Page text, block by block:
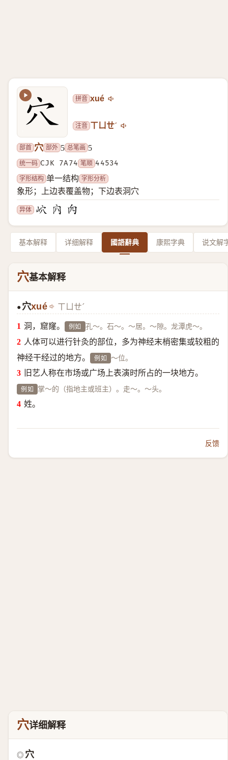
拼音 xué
注音 ㄒㄩㄝˊ
部首 穴 部外 5 总笔画 5
统一码 CJK 7A74 笔顺 44534
字形结构 单一结构 字形分析
象形；上边表覆盖物；下边表洞穴
异体
基本解释 详细解释 國語辭典 康熙字典 说文解
穴基本解释
● 穴xué ㄒㄩㄝˊ
洞，窟窿。 例如 孔～。石～。～居。～隙。龙潭虎～。
人体可以进行针灸的部位，多为神经末梢密集或较粗的
神经干经过的地方。
例如 ～位。
旧艺人称在市场或广场上表演时所占的一块地方。
例如 掌～的（指地主或班主）。走～。～头。
姓。
反馈
穴详细解释
◎ 穴